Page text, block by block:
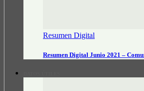
Resumen Digital
Resumen Digital Junio 2021 –